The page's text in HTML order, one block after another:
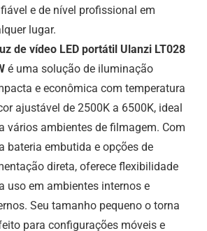
e de nível profissional em
lugar.
de vídeo LED portátil Ulanzi LT028
é uma solução de iluminação
e econômica com temperatura
ajustável de 2500K a 6500K, ideal
vários ambientes de filmagem. Com
bateria embutida e opções de
direta, oferece flexibilidade
uso em ambientes internos e
Seu tamanho pequeno o torna
para configurações móveis e